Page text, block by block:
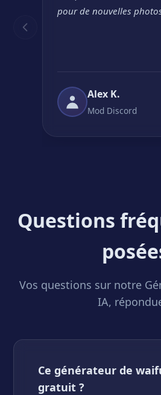
pour de nouvelles
Alex K.
Mod Discord
Questions
Vos questions sur notre
IA,
Ce générateur de
gratuit ?